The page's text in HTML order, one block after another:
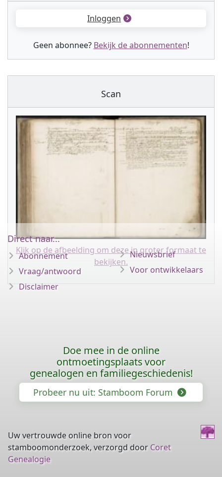
Inloggen
Geen abonnee? Bekijk de abonnementen!
Scan
Klik op de afbeelding om deze in groter formaat te
bekijken.
Direct naar...
Abonnement
Vraag/antwoord
Disclaimer
Nieuwsbrief
Voor ontwikkelaars
Doe mee in de online
ontmoetingsplaats voor
genealogen en familiegeschiedenis!
Probeer nu uit: Stamboom Forum
Uw vertrouwde online bron voor
stamboomonderzoek, verzorgd door Coret
Genealogie